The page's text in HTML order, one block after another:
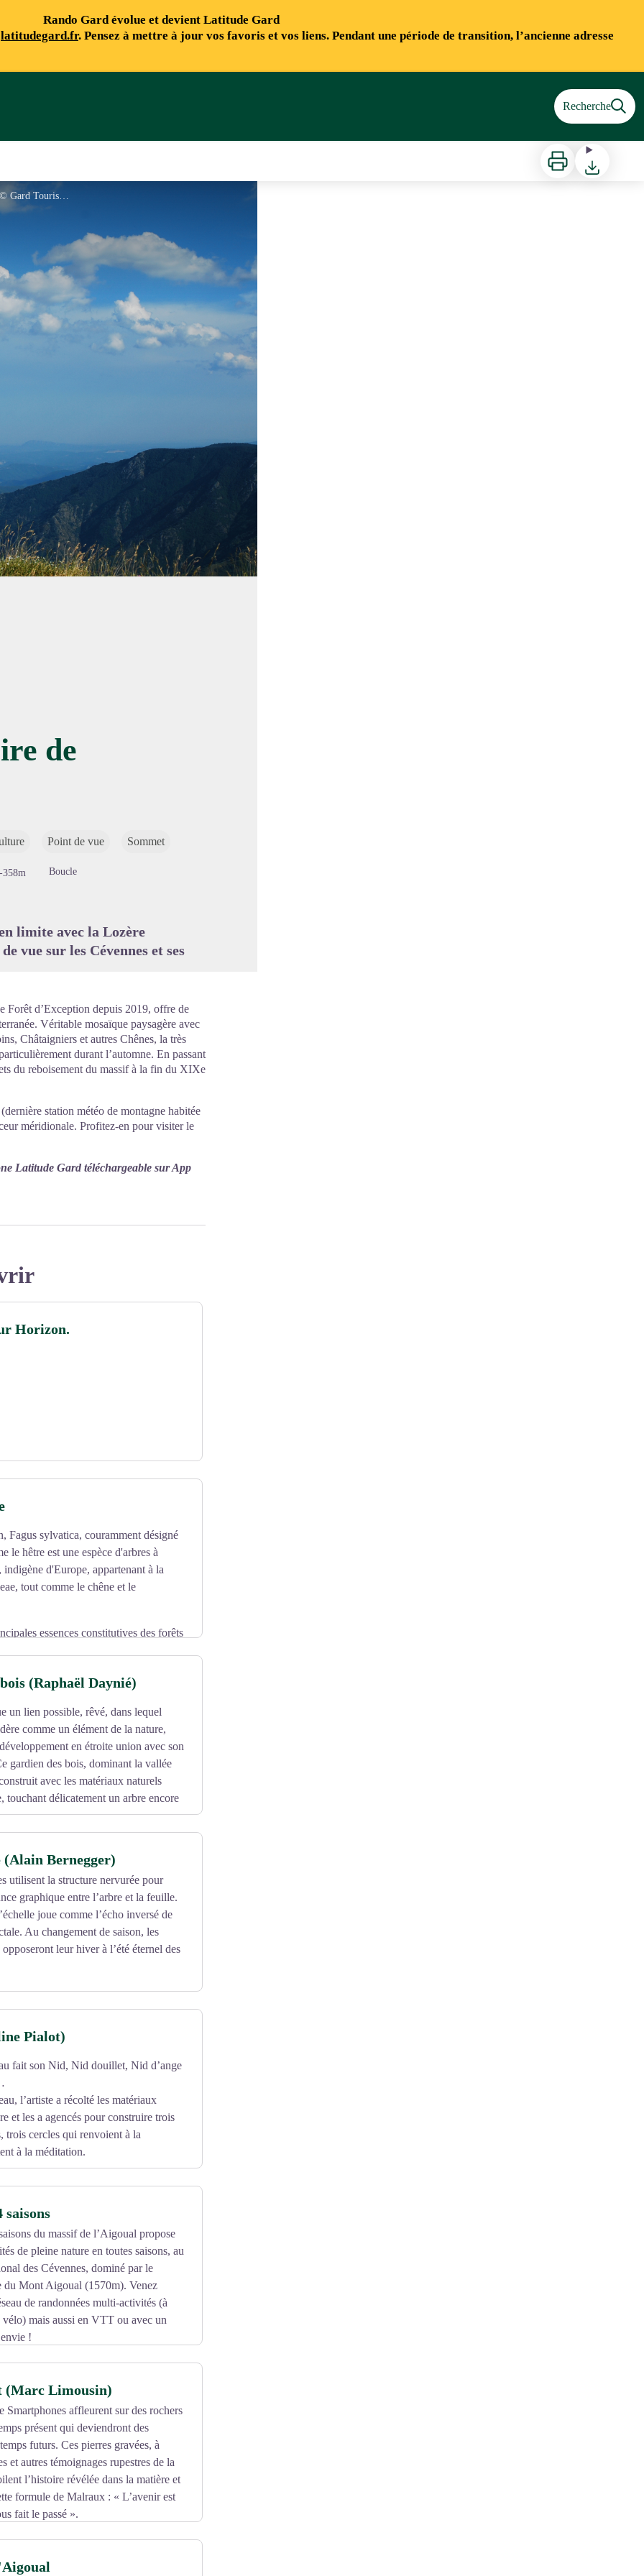
Rando Gard évolue et devient Latitude Gard
latitudegard.fr. Pensez à mettre à jour vos favoris et vos liens. Pendant une période de transition, l’ancienne adresse
Recherche
Imprimer Télécharger
Observatoire du Mont Aigoual - © Gard Tourisme
de
Point de vue Sommet
-358m
Boucle
limite avec la Lozère
vue sur les Cévennes et ses
Forêt d’Exception depuis 2019, offre de
Véritable mosaïque paysagère avec
Châtaigniers et autres Chênes, la très
durant l’automne. En passant
du reboisement du massif à la fin du XIXe
station météo de montagne habitée
méridionale. Profitez-en pour visiter le
Latitude Gard téléchargeable sur App
Horizon.
Fagus sylvatica, couramment désigné
le hêtre est une espèce d'arbres à
indigène d'Europe, appartenant à la
tout comme le chêne et le
essences constitutives des forêts
dans des forêts feuillues,
avec le sapin blanc ou l'Épicéa
Les forestiers en pratiquent de
principalement destiné à
de chauffage, surtout en zone de
(Raphaël Daynié)
un lien possible, rêvé, dans lequel
comme un élément de la nature,
en étroite union avec son
gardien des bois, dominant la vallée
avec les matériaux naturels
touchant délicatement un arbre encore
Bernegger)
utilisent la structure nervurée pour
graphique entre l’arbre et la feuille.
joue comme l’écho inversé de
Au changement de saison, les
leur hiver à l’été éternel des
Pialot)
fait son Nid, Nid douillet, Nid d’ange
l’artiste a récolté les matériaux
et les a agencés pour construire trois
trois cercles qui renvoient à la
à la méditation.
saisons
du massif de l’Aigoual propose
de pleine nature en toutes saisons, au
des Cévennes, dominé par le
du Mont Aigoual (1570m). Venez
de randonnées multi-activités (à
mais aussi en VTT ou avec un
!
aménagés !
circuits pour découvrir nos villages
sont postés pour observer les
la voie de découverte « les
détente et d’information jalonnent ce
(Marc Limousin)
Smartphones affleurent sur des rochers
présent qui deviendront des
futurs. Ces pierres gravées, à
et autres témoignages rupestres de la
l’histoire révélée dans la matière et
formule de Malraux : « L’avenir est
fait le passé ».